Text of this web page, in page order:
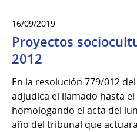
16/09/2019
Proyectos
2012
En la resolución 779/012
adjudica el llamado hasta
homologando el acta del
año del tribunal que